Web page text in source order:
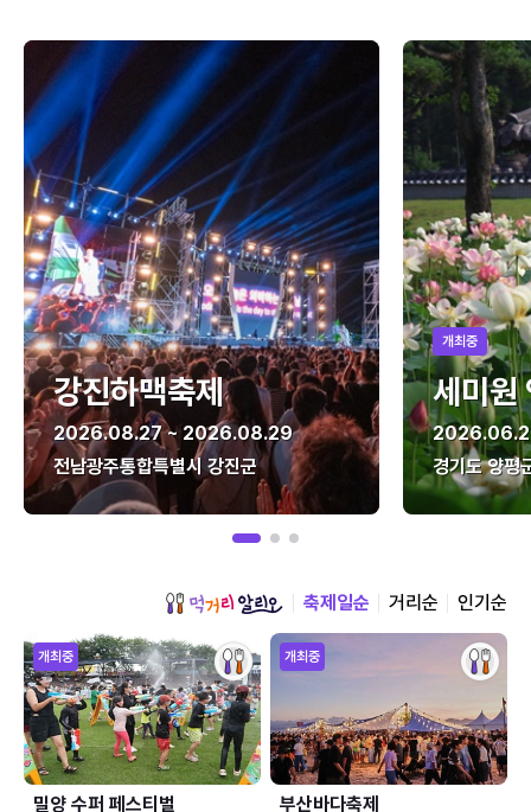
강진하맥축제
2026.08.27 ~ 2026.08.29
전남광주통합특별시 강진군
개최중
세미원
경기도 양평
축제일순 거리순 인기순
개최중
밀양 수퍼 페스티벌
개최중
부산바다축제